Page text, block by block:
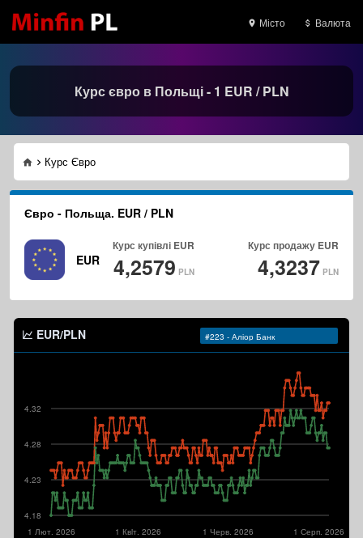
Місто Валюта
Курс євро в Польщі - 1 EUR / PLN
Курс Євро
Євро - Польща. EUR / PLN
EUR
Курс купівлі EUR
4,2579 PLN
Курс продажу EUR
4,3237 PLN
EUR/PLN
4.18
4.23
4.28
4.32
1 Серп. 2026
1 Черв. 2026
1 Квiт. 2026
1 Лют. 2026